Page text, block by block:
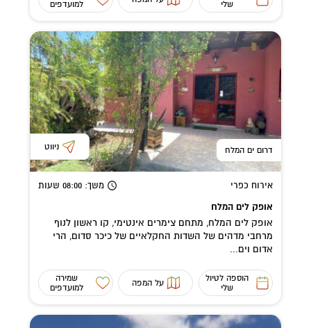
שלי
למועדפים
דרום ים המלח ניווט
אירוח כפרי משך: 08:00 שעות
אופק לים המלח
אופק לים המלח, מתחם צימרים אינטימי, קו ראשון לנוף
מרחבי מדהים של השדות החקלאיים של כיכר סדום, הרי
אדום וים...
הוספה לטיול
שלי
על המפה
שמירה
למועדפים